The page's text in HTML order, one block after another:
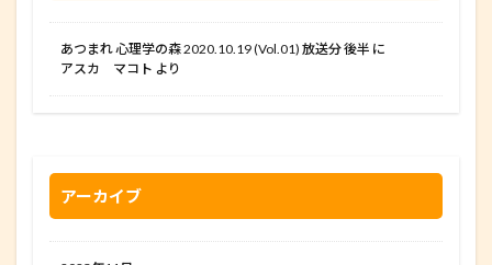
あつまれ 心理学の森 2020.10.19 (Vol.01) 放送分 後半 に
アスカ マコト より
アーカイブ